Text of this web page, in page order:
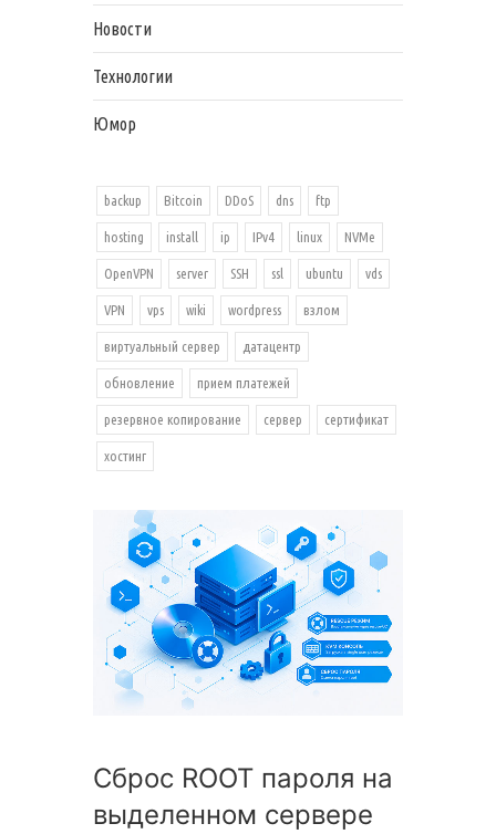
Новости
Технологии
Юмор
backup Bitcoin DDoS dns ftp
hosting install ip IPv4 linux NVMe
OpenVPN server SSH ssl ubuntu vds
VPN vps wiki wordpress взлом
виртуальный сервер датацентр
обновление прием платежей
резервное копирование сервер сертификат
хостинг
Сброс ROOT пароля на
выделенном сервере